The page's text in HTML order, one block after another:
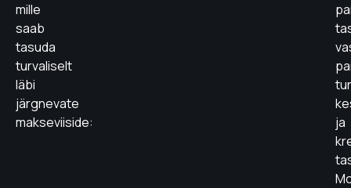
mille
saab
tasuda
turvaliselt
läbi
järgnevate
makseviiside:
ja